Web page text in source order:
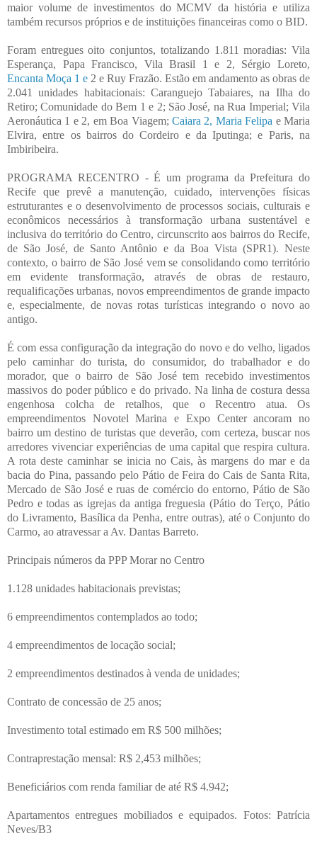
maior volume de investimentos do MCMV da história e utiliza
também recursos próprios e de instituições financeiras como o BID.
Foram entregues oito conjuntos, totalizando 1.811 moradias: Vila
Esperança, Papa Francisco, Vila Brasil 1 e 2, Sérgio Loreto,
Encanta Moça 1 e 2 e Ruy Frazão. Estão em andamento as obras de
2.041 unidades habitacionais: Caranguejo Tabaiares, na Ilha do
Retiro; Comunidade do Bem 1 e 2; São José, na Rua Imperial; Vila
Aeronáutica 1 e 2, em Boa Viagem; Caiara 2, Maria Felipa e Maria
Elvira, entre os bairros do Cordeiro e da Iputinga; e Paris, na
Imbiribeira.
PROGRAMA RECENTRO - É um programa da Prefeitura do
Recife que prevê a manutenção, cuidado, intervenções físicas
estruturantes e o desenvolvimento de processos sociais, culturais e
econômicos necessários à transformação urbana sustentável e
inclusiva do território do Centro, circunscrito aos bairros do Recife,
de São José, de Santo Antônio e da Boa Vista (SPR1). Neste
contexto, o bairro de São José vem se consolidando como território
em evidente transformação, através de obras de restauro,
requalificações urbanas, novos empreendimentos de grande impacto
e, especialmente, de novas rotas turísticas integrando o novo ao
antigo.
É com essa configuração da integração do novo e do velho, ligados
pelo caminhar do turista, do consumidor, do trabalhador e do
morador, que o bairro de São José tem recebido investimentos
massivos do poder público e do privado. Na linha de costura dessa
engenhosa colcha de retalhos, que o Recentro atua. Os
empreendimentos Novotel Marina e Expo Center ancoram no
bairro um destino de turistas que deverão, com certeza, buscar nos
arredores vivenciar experiências de uma capital que respira cultura.
A rota deste caminhar se inicia no Cais, às margens do mar e da
bacia do Pina, passando pelo Pátio de Feira do Cais de Santa Rita,
Mercado de São José e ruas de comércio do entorno, Pátio de São
Pedro e todas as igrejas da antiga freguesia (Pátio do Terço, Pátio
do Livramento, Basílica da Penha, entre outras), até o Conjunto do
Carmo, ao atravessar a Av. Dantas Barreto.
Principais números da PPP Morar no Centro
1.128 unidades habitacionais previstas;
6 empreendimentos contemplados ao todo;
4 empreendimentos de locação social;
2 empreendimentos destinados à venda de unidades;
Contrato de concessão de 25 anos;
Investimento total estimado em R$ 500 milhões;
Contraprestação mensal: R$ 2,453 milhões;
Beneficiários com renda familiar de até R$ 4.942;
Apartamentos entregues mobiliados e equipados. Fotos: Patrícia
Neves/B3